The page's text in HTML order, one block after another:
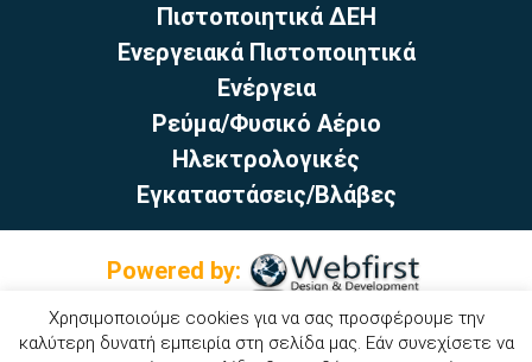
Πιστοποιητικά ΔΕΗ
Ενεργειακά Πιστοποιητικά
Ενέργεια
Ρεύμα/Φυσικό Αέριο
Ηλεκτρολογικές
Εγκαταστάσεις/Βλάβες
Powered by:
Χρησιμοποιούμε cookies για να σας προσφέρουμε την
καλύτερη δυνατή εμπειρία στη σελίδα μας. Εάν συνεχίσετε να